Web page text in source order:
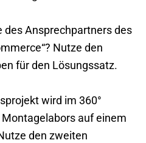
des Ansprechpartners des
Nutze den
für den Lösungssatz.
wird im 360°
auf einem
den zweiten